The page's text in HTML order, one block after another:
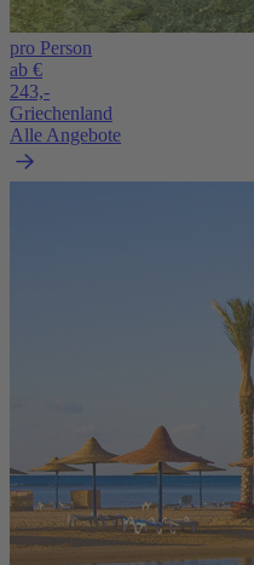
pro Person
ab €
243,-
Griechenland
Alle Angebote